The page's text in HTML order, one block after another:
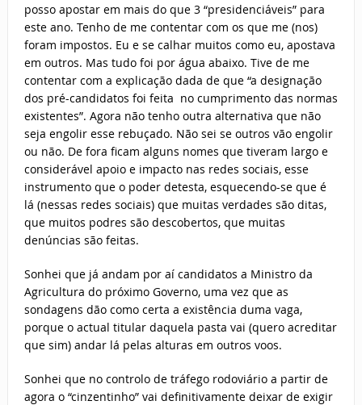
posso apostar em mais do que 3 “presidenciáveis” para
este ano. Tenho de me contentar com os que me (nos)
foram impostos. Eu e se calhar muitos como eu, apostava
em outros. Mas tudo foi por água abaixo. Tive de me
contentar com a explicação dada de que “a designação
dos pré-candidatos foi feita no cumprimento das normas
existentes”. Agora não tenho outra alternativa que não
seja engolir esse rebuçado. Não sei se outros vão engolir
ou não. De fora ficam alguns nomes que tiveram largo e
considerável apoio e impacto nas redes sociais, esse
instrumento que o poder detesta, esquecendo-se que é
lá (nessas redes sociais) que muitas verdades são ditas,
que muitos podres são descobertos, que muitas
denúncias são feitas.
Sonhei que já andam por aí candidatos a Ministro da
Agricultura do próximo Governo, uma vez que as
sondagens dão como certa a existência duma vaga,
porque o actual titular daquela pasta vai (quero acreditar
que sim) andar lá pelas alturas em outros voos.
Sonhei que no controlo de tráfego rodoviário a partir de
agora o “cinzentinho” vai definitivamente deixar de exigir